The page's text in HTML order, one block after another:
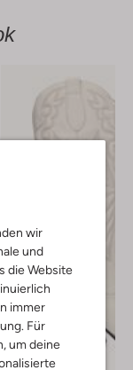
wir
und
die Website
immer
Für
um deine